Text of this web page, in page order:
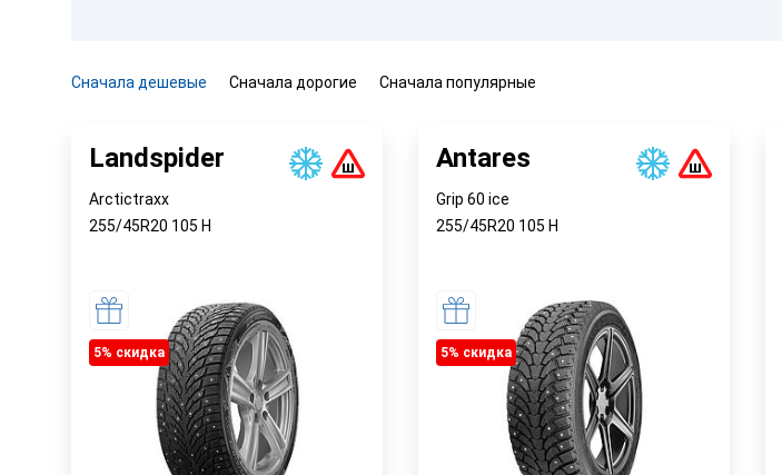
Сначала дешевые Сначала дорогие Сначала популярные
Landspider
Arctictraxx
255/45R20 105 H
5% cкидка
Antares
Grip 60 ice
255/45R20 105 H
5% cкидка